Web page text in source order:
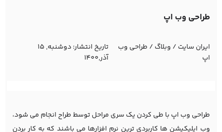
طراحی وب اپ
ایران سایت / وبلاگ / طراحی وب
اپ
تاریخ انتشار:
دوشنبه, 15
آذر,1400
طراحی وب اپ با طی کردن یک سری مراحل توسط طراح انجام می شود،
وب اپلیکیشن ها کاربردی ترین نرم افزارها می باشند که به کار بردن